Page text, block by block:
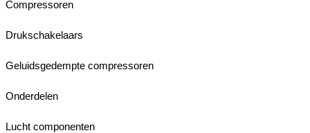
Compressoren
Drukschakelaars
Geluidsgedempte compressoren
Onderdelen
Lucht componenten